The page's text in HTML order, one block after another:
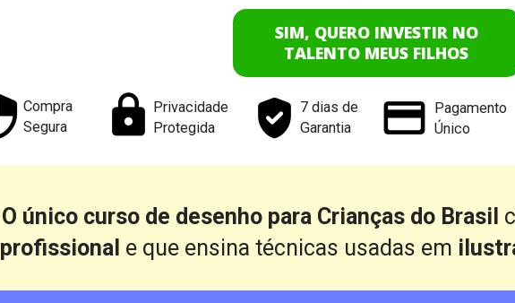
SIM, QUERO INVESTIR NO
TALENTO MEUS FILHOS
Compra
Segura
Privacidade
Protegida
7 dias de
Garantia
Pagamento
Único
O único curso de desenho para Crianças do Brasil
profissional e que ensina técnicas usadas em